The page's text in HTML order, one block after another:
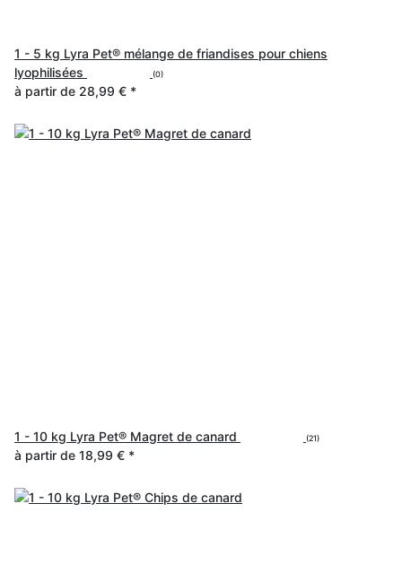
1 - 5 kg Lyra Pet® mélange de friandises pour chiens
lyophilisées
(0)
à partir de 28,99 € *
1 - 10 kg Lyra Pet® Magret de canard (21)
à partir de 18,99 € *